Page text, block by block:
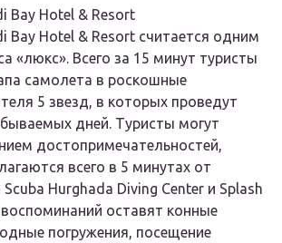
Bay Hotel & Resort
Bay Hotel & Resort считается одним
«люкс». Всего за 15 минут туристы
самолета в роскошные
5 звезд, в которых проведут
дней. Туристы могут
достопримечательностей,
всего в 5 минутах от
Hurghada Diving Center и Splash
воспоминаний оставят конные
погружения, посещение